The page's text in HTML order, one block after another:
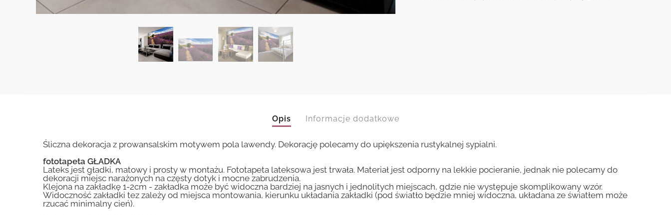
Opis Informacje dodatkowe
Śliczna dekoracja z prowansalskim motywem pola lawendy. Dekorację polecamy do upiększenia rustykalnej sypialni.
fototapeta GŁADKA
Lateks jest gładki, matowy i prosty w montażu. Fototapeta lateksowa jest trwała. Materiał jest odporny na lekkie pocieranie, jednak nie polecamy do
dekoracji miejsc narażonych na częsty dotyk i mocne zabrudzenia.
Klejona na zakładkę 1-2cm - zakładka może być widoczna bardziej na jasnych i jednolitych miejscach, gdzie nie występuje skomplikowany wzór.
Widoczność zakładki tez zależy od miejsca montowania, kierunku układania zakładki (pod światło będzie mniej widoczna, układana ze światłem może
rzucać minimalny cień).